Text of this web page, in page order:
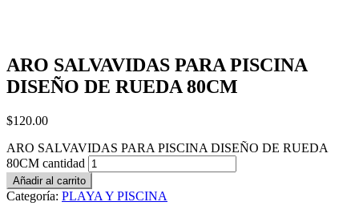
ARO SALVAVIDAS PARA PISCINA
DISEÑO DE RUEDA 80CM
$120.00
ARO SALVAVIDAS PARA PISCINA DISEÑO DE RUEDA
80CM cantidad
Añadir al carrito
Categoría: PLAYA Y PISCINA